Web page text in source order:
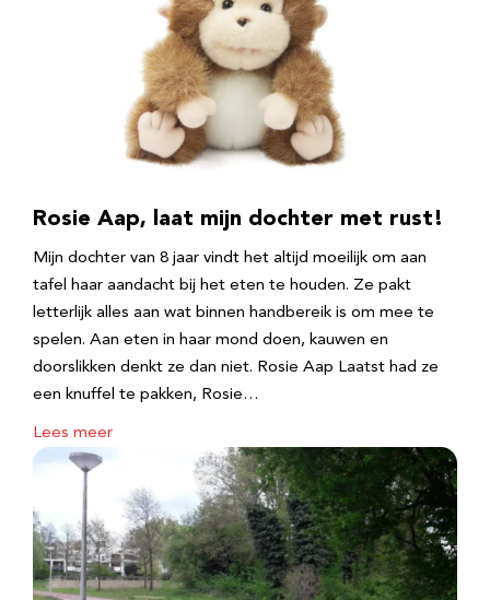
Rosie Aap, laat mijn dochter met rust!
Mijn dochter van 8 jaar vindt het altijd moeilijk om aan
tafel haar aandacht bij het eten te houden. Ze pakt
letterlijk alles aan wat binnen handbereik is om mee te
spelen. Aan eten in haar mond doen, kauwen en
doorslikken denkt ze dan niet. Rosie Aap Laatst had ze
een knuffel te pakken, Rosie…
Lees meer